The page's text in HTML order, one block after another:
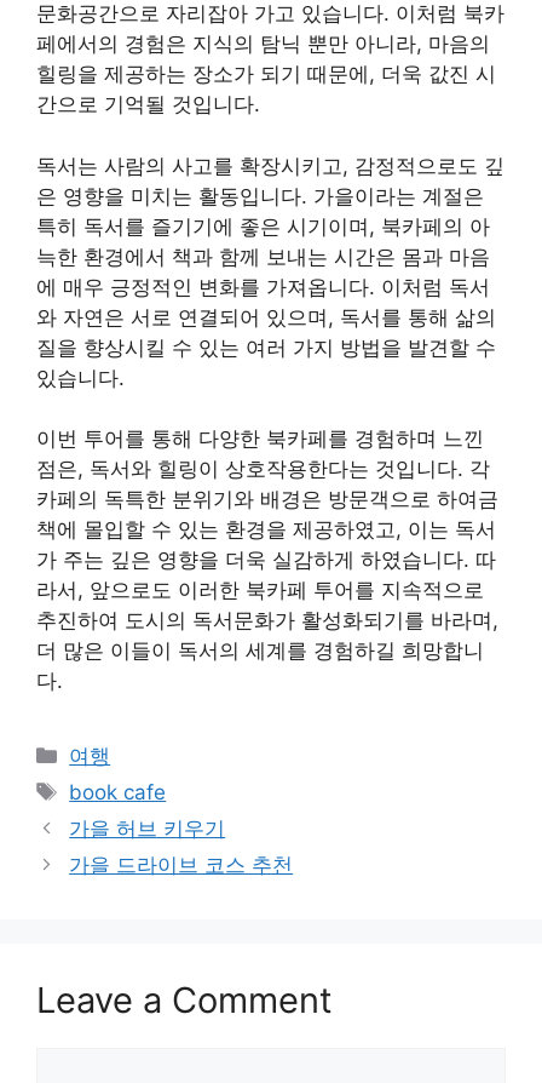
문화공간으로 자리잡아 가고 있습니다. 이처럼 북카
페에서의 경험은 지식의 탐닉 뿐만 아니라, 마음의
힐링을 제공하는 장소가 되기 때문에, 더욱 값진 시
간으로 기억될 것입니다.
독서는 사람의 사고를 확장시키고, 감정적으로도 깊
은 영향을 미치는 활동입니다. 가을이라는 계절은
특히 독서를 즐기기에 좋은 시기이며, 북카페의 아
늑한 환경에서 책과 함께 보내는 시간은 몸과 마음
에 매우 긍정적인 변화를 가져옵니다. 이처럼 독서
와 자연은 서로 연결되어 있으며, 독서를 통해 삶의
질을 향상시킬 수 있는 여러 가지 방법을 발견할 수
있습니다.
이번 투어를 통해 다양한 북카페를 경험하며 느낀
점은, 독서와 힐링이 상호작용한다는 것입니다. 각
카페의 독특한 분위기와 배경은 방문객으로 하여금
책에 몰입할 수 있는 환경을 제공하였고, 이는 독서
가 주는 깊은 영향을 더욱 실감하게 하였습니다. 따
라서, 앞으로도 이러한 북카페 투어를 지속적으로
추진하여 도시의 독서문화가 활성화되기를 바라며,
더 많은 이들이 독서의 세계를 경험하길 희망합니
다.
Categories
여행
Tags
book cafe
가을 허브 키우기
가을 드라이브 코스 추천
Leave a Comment